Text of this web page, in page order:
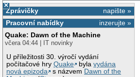
×
napište »
Zprávičky
inzerujte »
Pracovní nabídky
Quake: Dawn of the Machine
včera 04:44 | IT novinky
U příležitosti 30. výročí vydání
počítačové hryQuake bylavydána
nová epizoda
s názvem Dawn of the